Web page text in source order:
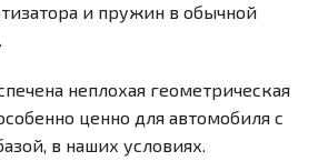
и пружин в обычной
неплохая геометрическая
ценно для автомобиля с
в наших условиях.